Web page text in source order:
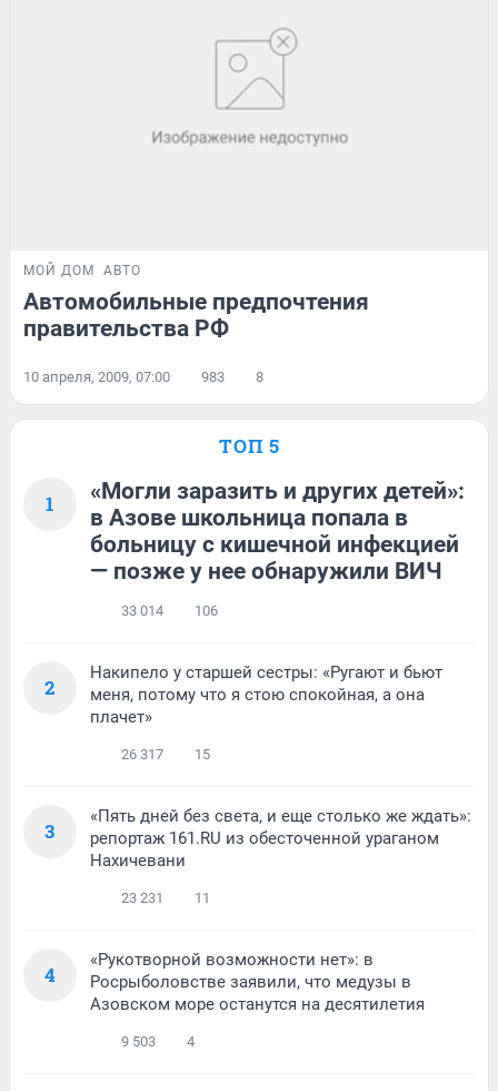
МОЙ ДОМ АВТО
Автомобильные предпочтения
правительства РФ
10 апреля, 2009, 07:00 983 8
ТОП 5
1
«Могли заразить и других детей»:
в Азове школьница попала в
больницу с кишечной инфекцией
— позже у нее обнаружили ВИЧ
33 014 106
2
Накипело у старшей сестры: «Ругают и бьют
меня, потому что я стою спокойная, а она
плачет»
26 317 15
3
«Пять дней без света, и еще столько же ждать»:
репортаж 161.RU из обесточенной ураганом
Нахичевани
23 231 11
4
«Рукотворной возможности нет»: в
Росрыболовстве заявили, что медузы в
Азовском море останутся на десятилетия
9 503 4